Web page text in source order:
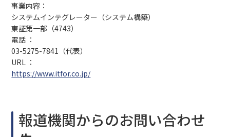
事業内容：
システムインテグレーター（システム構築）
東証第一部（4743）
電話 ：
03-5275-7841（代表）
URL ：
https://www.itfor.co.jp/
報道機関からのお問い合わせ